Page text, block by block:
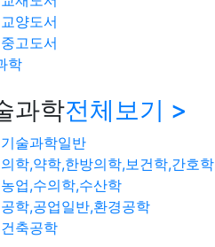
교양도서
중고도서
학
과학전체보기 >
기술과학일반
의학,약학,한방의학,보건학,간호학
농업,수의학,수산학
공학,공업일반,환경공학
건축공학